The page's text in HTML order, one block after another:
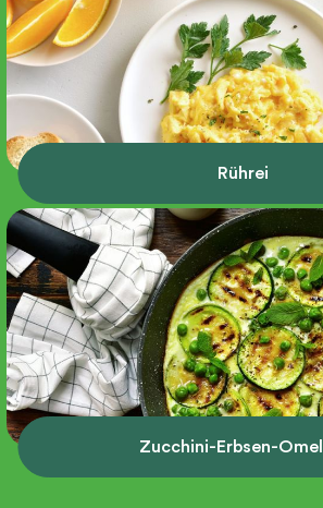
Rührei
Zucchini-Erbsen-